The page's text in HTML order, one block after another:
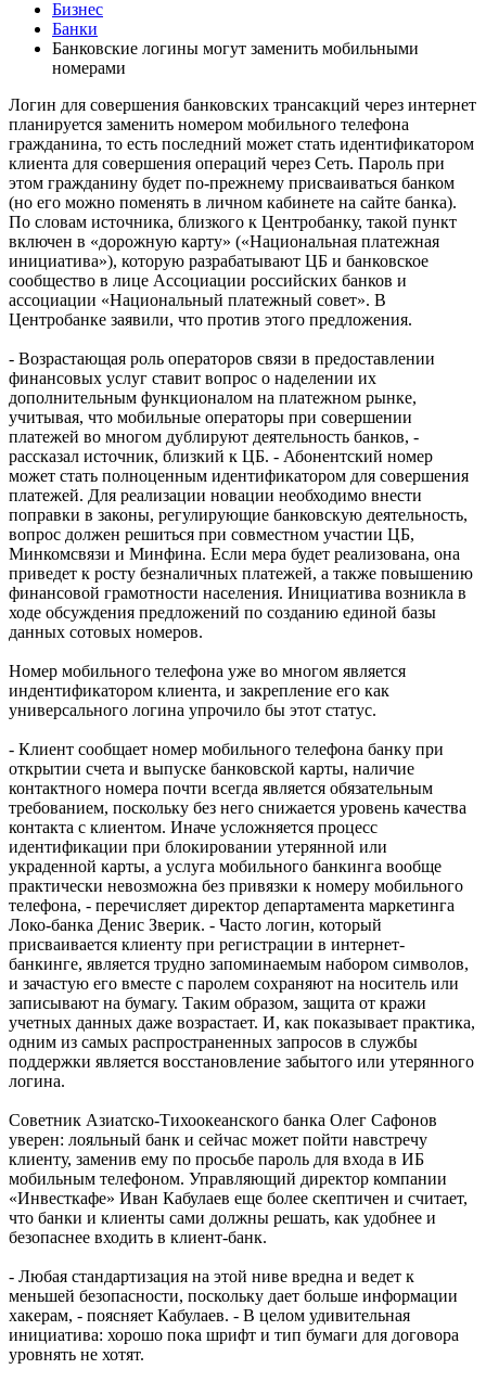
Бизнес
Банки
Банковские логины могут заменить мобильными
номерами
Логин для совершения банковских трансакций через интернет
планируется заменить номером мобильного телефона
гражданина, то есть последний может стать идентификатором
клиента для совершения операций через Сеть. Пароль при
этом гражданину будет по-прежнему присваиваться банком
(но его можно поменять в личном кабинете на сайте банка).
По словам источника, близкого к Центробанку, такой пункт
включен в «дорожную карту» («Национальная платежная
инициатива»), которую разрабатывают ЦБ и банковское
сообщество в лице Ассоциации российских банков и
ассоциации «Национальный платежный совет». В
Центробанке заявили, что против этого предложения.
- Возрастающая роль операторов связи в предоставлении
финансовых услуг ставит вопрос о наделении их
дополнительным функционалом на платежном рынке,
учитывая, что мобильные операторы при совершении
платежей во многом дублируют деятельность банков, -
рассказал источник, близкий к ЦБ. - Абонентский номер
может стать полноценным идентификатором для совершения
платежей. Для реализации новации необходимо внести
поправки в законы, регулирующие банковскую деятельность,
вопрос должен решиться при совместном участии ЦБ,
Минкомсвязи и Минфина. Если мера будет реализована, она
приведет к росту безналичных платежей, а также повышению
финансовой грамотности населения. Инициатива возникла в
ходе обсуждения предложений по созданию единой базы
данных сотовых номеров.
Номер мобильного телефона уже во многом является
индентификатором клиента, и закрепление его как
универсального логина упрочило бы этот статус.
- Клиент сообщает номер мобильного телефона банку при
открытии счета и выпуске банковской карты, наличие
контактного номера почти всегда является обязательным
требованием, поскольку без него снижается уровень качества
контакта с клиентом. Иначе усложняется процесс
идентификации при блокировании утерянной или
украденной карты, а услуга мобильного банкинга вообще
практически невозможна без привязки к номеру мобильного
телефона, - перечисляет директор департамента маркетинга
Локо-банка Денис Зверик. - Часто логин, который
присваивается клиенту при регистрации в интернет-
банкинге, является трудно запоминаемым набором символов,
и зачастую его вместе с паролем сохраняют на носитель или
записывают на бумагу. Таким образом, защита от кражи
учетных данных даже возрастает. И, как показывает практика,
одним из самых распространенных запросов в службы
поддержки является восстановление забытого или утерянного
логина.
Советник Азиатско-Тихоокеанского банка Олег Сафонов
уверен: лояльный банк и сейчас может пойти навстречу
клиенту, заменив ему по просьбе пароль для входа в ИБ
мобильным телефоном. Управляющий директор компании
«Инвесткафе» Иван Кабулаев еще более скептичен и считает,
что банки и клиенты сами должны решать, как удобнее и
безопаснее входить в клиент-банк.
- Любая стандартизация на этой ниве вредна и ведет к
меньшей безопасности, поскольку дает больше информации
хакерам, - поясняет Кабулаев. - В целом удивительная
инициатива: хорошо пока шрифт и тип бумаги для договора
уровнять не хотят.